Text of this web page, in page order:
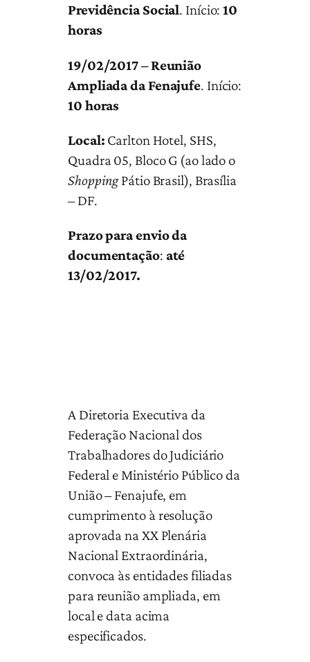
Previdência Social. Início:10
horas
19/02/2017 – Reunião
Ampliada da Fenajufe. Início:
10 horas
Local: Carlton Hotel, SHS,
Quadra 05, Bloco G (ao lado o
ShoppingPátio Brasil), Brasília
– DF.
Prazo para envio da
documentação: até
13/02/2017.
A Diretoria Executiva da
Federação Nacional dos
Trabalhadores do Judiciário
Federal e Ministério Público da
União – Fenajufe, em
cumprimento à resolução
aprovada na XX Plenária
Nacional Extraordinária,
convoca às entidades filiadas
para reunião ampliada, em
local e data acima
especificados.